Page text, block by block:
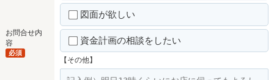
お問合せ内
容
必須
図面が欲しい
資金計画の相談をしたい
【その他】